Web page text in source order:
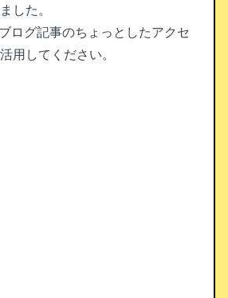
した。
ログ記事のちょっとしたアクセ
用してください。